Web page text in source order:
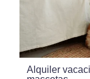
Alquiler